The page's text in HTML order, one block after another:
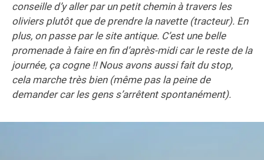
conseille d’y aller par un petit chemin à travers les
oliviers plutôt que de prendre la navette (tracteur). En
plus, on passe par le site antique. C’est une belle
promenade à faire en fin d’après-midi car le reste de la
journée, ça cogne !! Nous avons aussi fait du stop,
cela marche très bien (même pas la peine de
demander car les gens s’arrêtent spontanément).